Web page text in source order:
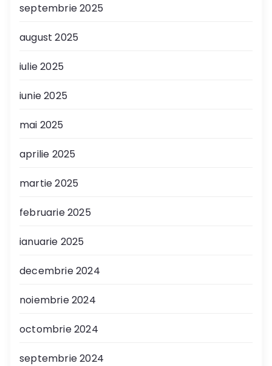
septembrie 2025
august 2025
iulie 2025
iunie 2025
mai 2025
aprilie 2025
martie 2025
februarie 2025
ianuarie 2025
decembrie 2024
noiembrie 2024
octombrie 2024
septembrie 2024